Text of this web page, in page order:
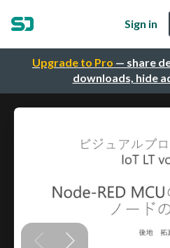
Upgrade to Pro — share
downloads, hide
Sign in